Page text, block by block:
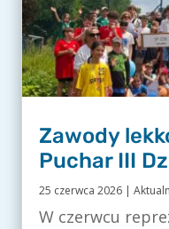
Zawody
Puchar III
25 czerwca 2026|
W czerwcu